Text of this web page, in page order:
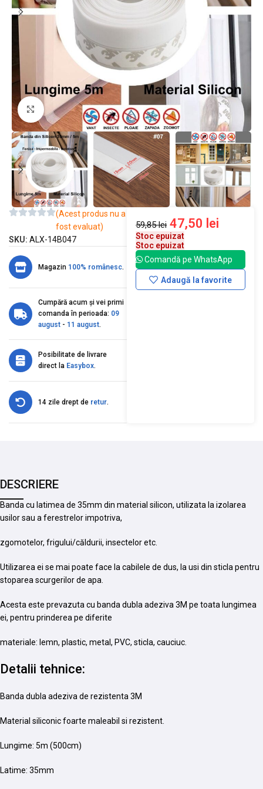
Mărește imaginea
(Acest produs nu a
fost evaluat)
SKU: ALX-14B047
Magazin 100% românesc.
Cumpără acum și vei primi
comanda în perioada: 09
august - 11 august.
Posibilitate de livrare
direct la Easybox.
14 zile drept de retur.
59,85lei 47,50 lei
Stoc epuizat
Stoc epuizat
Comandă pe WhatsApp
Adaugă la favorite
DESCRIERE
Banda cu latimea de 35mm din material silicon, utilizata la izolarea
usilor sau a ferestrelor impotriva,
zgomotelor, frigului/căldurii, insectelor etc.
Utilizarea ei se mai poate face la cabilele de dus, la usi din sticla pentru
stoparea scurgerilor de apa.
Acesta este prevazuta cu banda dubla adeziva 3M pe toata lungimea
ei, pentru prinderea pe diferite
materiale: lemn, plastic, metal, PVC, sticla, cauciuc.
Detalii tehnice:
Banda dubla adeziva de rezistenta 3M
Material siliconic foarte maleabil si rezistent.
Lungime: 5m (500cm)
Latime: 35mm